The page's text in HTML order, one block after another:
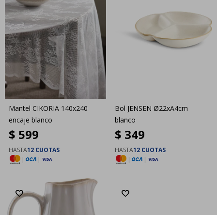
Mantel CIKORIA 140x240
encaje blanco
$ 599
HASTA12 CUOTAS
|
|
Bol JENSEN Ø22xA4cm
blanco
$ 349
HASTA12 CUOTAS
|
|